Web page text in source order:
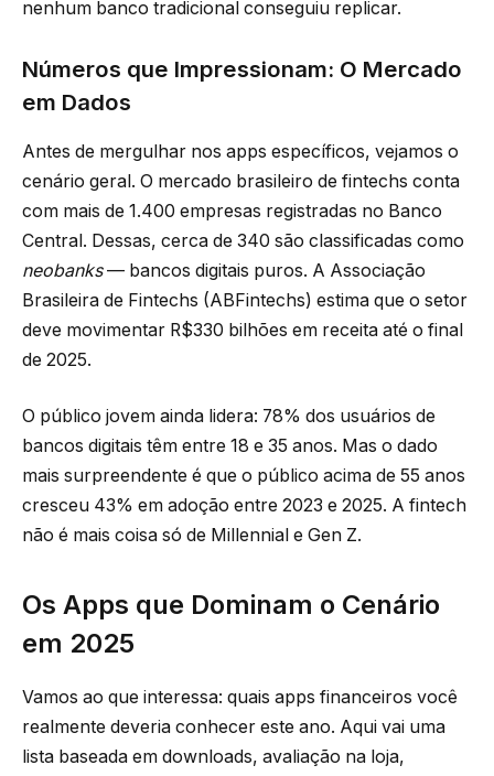
nenhum banco tradicional conseguiu replicar.
Números que Impressionam: O Mercado
em Dados
Antes de mergulhar nos apps específicos, vejamos o
cenário geral. O mercado brasileiro de fintechs conta
com mais de 1.400 empresas registradas no Banco
Central. Dessas, cerca de 340 são classificadas como
neobanks— bancos digitais puros. A Associação
Brasileira de Fintechs (ABFintechs) estima que o setor
deve movimentar R$330 bilhões em receita até o final
de 2025.
O público jovem ainda lidera: 78% dos usuários de
bancos digitais têm entre 18 e 35 anos. Mas o dado
mais surpreendente é que o público acima de 55 anos
cresceu 43% em adoção entre 2023 e 2025. A fintech
não é mais coisa só de Millennial e Gen Z.
Os Apps que Dominam o Cenário
em 2025
Vamos ao que interessa: quais apps financeiros você
realmente deveria conhecer este ano. Aqui vai uma
lista baseada em downloads, avaliação na loja,